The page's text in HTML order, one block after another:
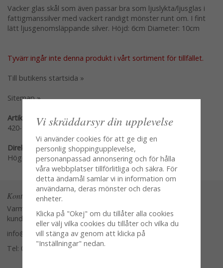
Vacker glas skål som även passar bra som ljuslykta/ljusglas i
fattigmanssilver med vackert randigt mönster runt om. I fint
lätt ljusgenomsläppande silver. Höjd: 6cm Diameter: 10cm
Tyvärr ingår inte denna produkt i vårt sortiment för tillfället.
Till butikens startsida »
Sitemap »
Artikelnummer:
420-920-84
Direktlänk:
Högerklicka och kopiera adressen
Kontakta oss
Varmt välkommen att kontakta vår
kundtjänst.
info@glasverandan.se
Tel: 079-3495968
Vi skräddarsyr din upplevelse
Vi använder cookies för att ge dig en
personlig shoppingupplevelse,
personanpassad annonsering och för hålla
våra webbplatser tillförlitliga och säkra. För
detta ändamål samlar vi in information om
användarna, deras mönster och deras
enheter.
Klicka på "Okej" om du tillåter alla cookies
eller välj vilka cookies du tillåter och vilka du
vill stänga av genom att klicka på
"Inställningar" nedan.